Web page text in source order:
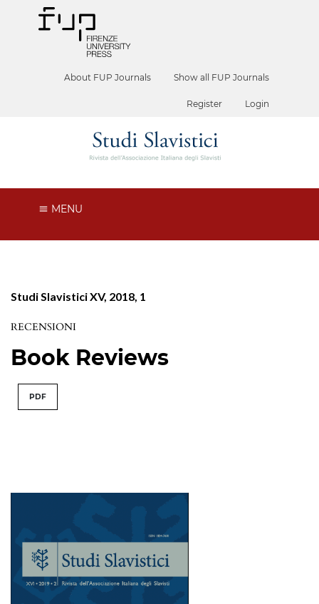
About FUP Journals Show all FUP Journals
Register Login
MENU
Studi Slavistici XV, 2018, 1
RECENSIONI
Book Reviews
PDF